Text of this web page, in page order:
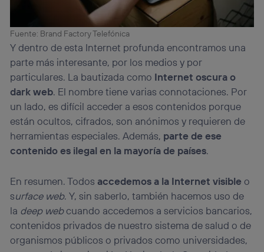
Fuente: Brand Factory Telefónica
Y dentro de esta Internet profunda encontramos una
parte más interesante, por los medios y por
particulares. La bautizada como Internet oscura o
dark web. El nombre tiene varias connotaciones. Por
un lado, es difícil acceder a esos contenidos porque
están ocultos, cifrados, son anónimos y requieren de
herramientas especiales. Además, parte de ese
contenido es ilegal en la mayoría de países.
En resumen. Todos accedemos a la Internet visible o
surface web. Y, sin saberlo, también hacemos uso de
la deep webcuando accedemos a servicios bancarios,
contenidos privados de nuestro sistema de salud o de
organismos públicos o privados como universidades,